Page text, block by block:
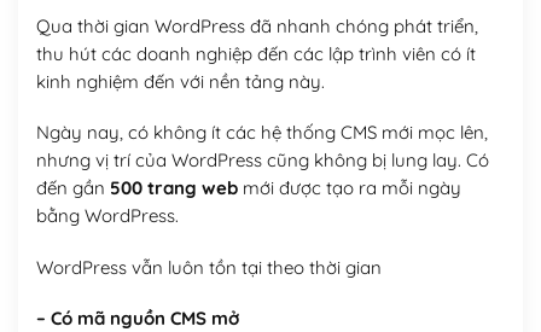
Qua thời gian WordPress đã nhanh chóng phát triển,
thu hút các doanh nghiệp đến các lập trình viên có ít
kinh nghiệm đến với nền tảng này.
Ngày nay, có không ít các hệ thống CMS mới mọc lên,
nhưng vị trí của WordPress cũng không bị lung lay. Có
đến gần 500 trang webmới được tạo ra mỗi ngày
bằng WordPress.
WordPress vẫn luôn tồn tại theo thời gian
– Có mã nguồn CMS mở